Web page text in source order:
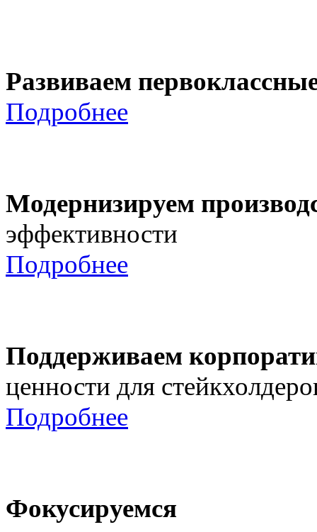
Развиваем
Подробнее
Модернизируем
эффективности
Подробнее
Поддерживаем
ценности для
Подробнее
Фокусируемся